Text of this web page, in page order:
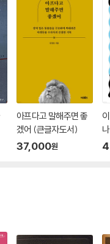
아프다고 말해주면 좋
겠어 (큰글자도서)
37,000원